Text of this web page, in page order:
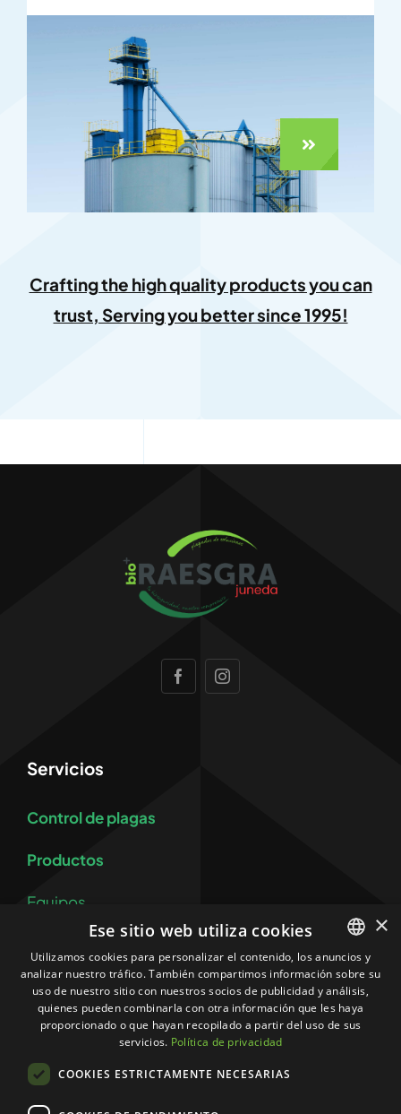
Crafting the high quality products you can
trust, Serving you better since 1995!
Servicios
Control de plagas
Productos
Equipos
Más
Política de privacidad
SPANISH
CATALAN
×
Ese sitio web utiliza cookies
Utilizamos cookies para personalizar el contenido, los anuncios y
analizar nuestro tráfico. También compartimos información sobre su
uso de nuestro sitio con nuestros socios de publicidad y análisis,
quienes pueden combinarla con otra información que les haya
proporcionado o que hayan recopilado a partir del uso de sus
servicios. Política de privacidad
COOKIES ESTRICTAMENTE NECESARIAS